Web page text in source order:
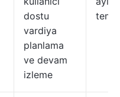
dostu
vardiya
planlama
ve devam
izleme